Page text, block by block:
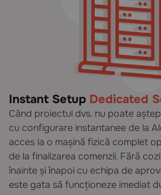
Instant Setup Dedicated
Când proiectul dvs. nu poate
cu configurare instantanee de la
acces la o mașină fizică complet
de la finalizarea comenzii. Fără
înainte și înapoi cu echipa de
este gata să funcționeze imediat